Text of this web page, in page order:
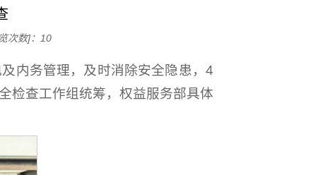
次数]： 10
内务管理，及时消除安全隐患，4
检查工作组统筹，权益服务部具体